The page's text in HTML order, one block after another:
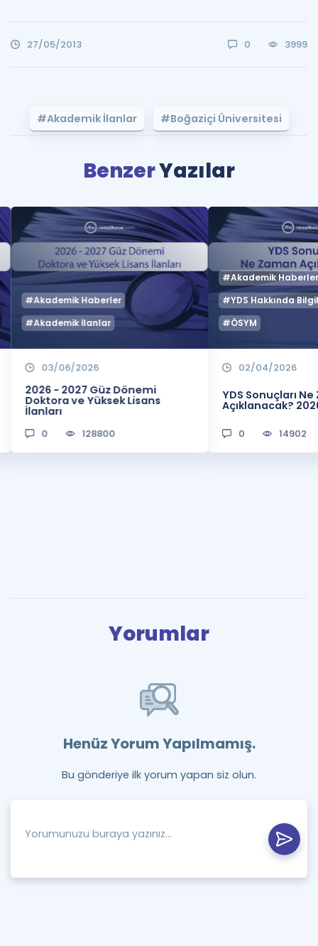
27/05/2013 0 3999
#Akademik İlanlar #Boğaziçi Üniversitesi
BenzerYazılar
#Akademik Haberler
#Akademik İlanlar
03/06/2026
2026 - 2027 Güz Dönemi
Doktora ve Yüksek Lisans
İlanları
0 128800
#Akademik
#YDS Hakkında
#ÖSYM
02/04/2026
YDS Sonuçları
Açıklanacak?
0 14902
Yorumlar
Henüz Yorum Yapılmamış.
Bu gönderiye ilk yorum yapan siz olun.